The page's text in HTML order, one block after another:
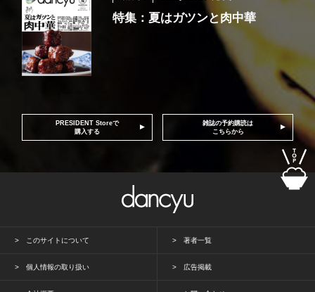
特集：夏はガツンと肉中華
PRESIDENT Storeで
購入する
雑誌の予約購読は
こちらから
このサイトについて 著者一覧
個人情報の取り扱い 広告掲載